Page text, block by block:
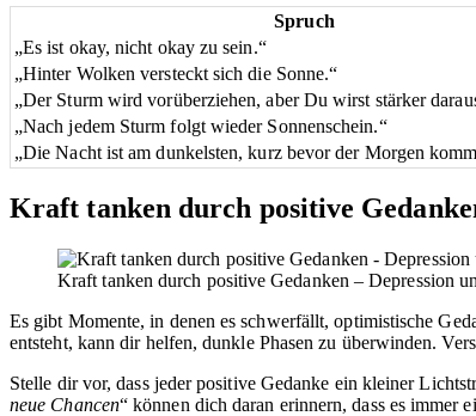
Spruch
„Es ist okay, nicht okay zu sein.“
„Hinter Wolken versteckt sich die Sonne.“
„Der Sturm wird vorüberziehen, aber Du wirst stärker
„Nach jedem Sturm folgt wieder Sonnenschein.“
„Die Nacht ist am dunkelsten, kurz bevor der Morgen
Kraft tanken durch positive
Kraft tanken durch positive Gedanken – Depression
Es gibt Momente, in denen es schwerfällt, optimistische
entsteht, kann dir helfen, dunkle Phasen zu überwinden.
Stelle dir vor, dass jeder positive Gedanke ein kleiner
neue Chancen“ können dich daran erinnern, dass es immer